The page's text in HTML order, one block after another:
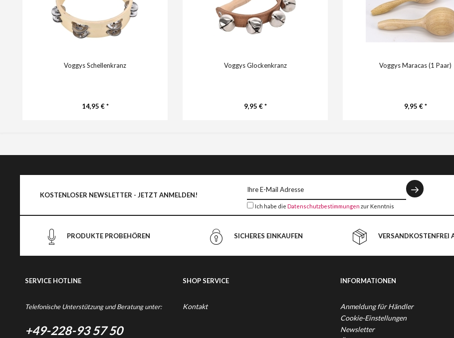
Voggys Schellenkranz
14,95 € *
Voggys Glockenkranz
9,95 € *
Voggys Maracas (1 Paar)
9,95 € *
KOSTENLOSER NEWSLETTER - JETZT ANMELDEN!
Ich habe die Datenschutzbestimmungen zur Kenntnis
PRODUKTE PROBEHÖREN SICHERES EINKAUFEN VERSANDKOSTENFREI
SERVICE HOTLINE
Telefonische Unterstützung und Beratung unter:
+49-228-93 57 50
SHOP SERVICE
Kontakt
INFORMATIONEN
Anmeldung für Händler
Cookie-Einstellungen
Newsletter